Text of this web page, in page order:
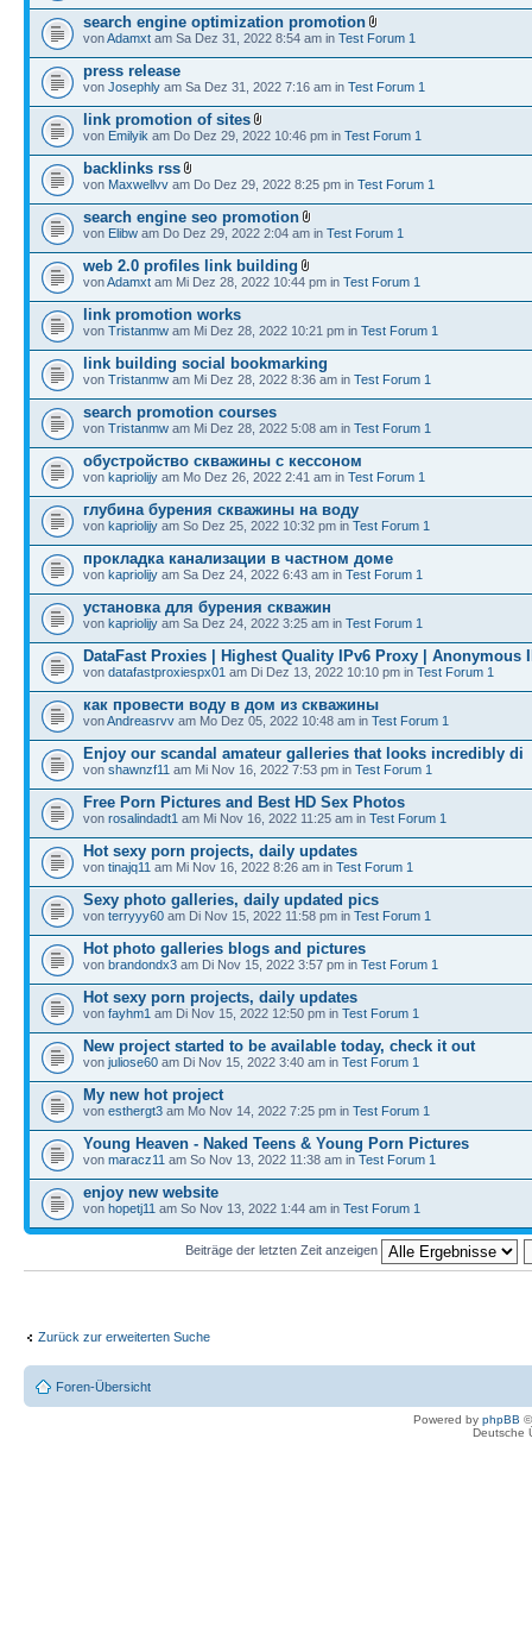
search engine optimization promotion
vonAdamxt am Sa Dez 31, 2022 8:54 am in Test Forum 1
press release
von Josephly am Sa Dez 31, 2022 7:16 am in Test Forum 1
link promotion of sites
von Emilyik am Do Dez 29, 2022 10:46 pm in Test Forum 1
backlinks rss
von Maxwellvv am Do Dez 29, 2022 8:25 pm in Test Forum 1
search engine seo promotion
von Elibw am Do Dez 29, 2022 2:04 am in Test Forum 1
web 2.0 profiles link building
vonAdamxt am Mi Dez 28, 2022 10:44 pm in Test Forum 1
link promotion works
von Tristanmw am Mi Dez 28, 2022 10:21 pm in Test Forum 1
link building social bookmarking
von Tristanmw am Mi Dez 28, 2022 8:36 am in Test Forum 1
search promotion courses
von Tristanmw am Mi Dez 28, 2022 5:08 am in Test Forum 1
обустройство скважины с кессоном
von kapriolijy am Mo Dez 26, 2022 2:41 am in Test Forum 1
глубина бурения скважины на воду
von kapriolijy am So Dez 25, 2022 10:32 pm in Test Forum 1
прокладка канализации в частном доме
von kapriolijy am Sa Dez 24, 2022 6:43 am in Test Forum 1
установка для бурения скважин
von kapriolijy am Sa Dez 24, 2022 3:25 am in Test Forum 1
DataFast Proxies | Highest Quality IPv6 Proxy | Anonymous
von datafastproxiespx01 am Di Dez 13, 2022 10:10 pm in Test Forum 1
как провести воду в дом из скважины
vonAndreasrvv am Mo Dez 05, 2022 10:48 am in Test Forum 1
Enjoy our scandal amateur galleries that looks incredibly di
von shawnzf11 am Mi Nov 16, 2022 7:53 pm in Test Forum 1
Free Porn Pictures and Best HD Sex Photos
von rosalindadt1 am Mi Nov 16, 2022 11:25 am in Test Forum 1
Hot sexy porn projects, daily updates
von tinajq11 am Mi Nov 16, 2022 8:26 am in Test Forum 1
Sexy photo galleries, daily updated pics
von terryyy60 am Di Nov 15, 2022 11:58 pm in Test Forum 1
Hot photo galleries blogs and pictures
von brandondx3 am Di Nov 15, 2022 3:57 pm in Test Forum 1
Hot sexy porn projects, daily updates
von fayhm1 am Di Nov 15, 2022 12:50 pm in Test Forum 1
New project started to be available today, check it out
von juliose60 am Di Nov 15, 2022 3:40 am in Test Forum 1
My new hot project
von esthergt3 am Mo Nov 14, 2022 7:25 pm in Test Forum 1
Young Heaven - Naked Teens & Young Porn Pictures
von maracz11 am So Nov 13, 2022 11:38 am in Test Forum 1
enjoy new website
von hopetj11 am So Nov 13, 2022 1:44 am in Test Forum 1
Beiträge der letzten Zeit anzeigen
Zurück zur erweiterten Suche
Foren-Übersicht
Powered by phpBB
Deutsche